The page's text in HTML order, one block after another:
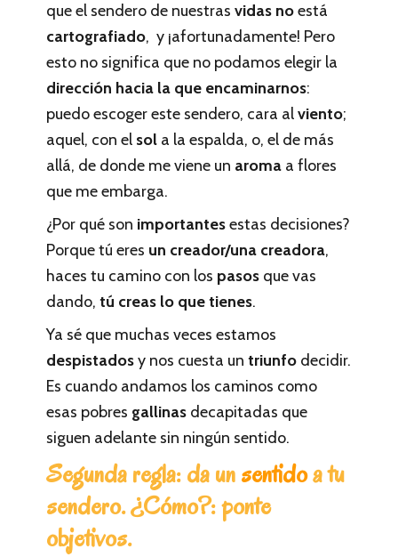
que el sendero de nuestrasvidas noestá
cartografiado, y ¡afortunadamente! Pero
esto no significa que no podamos elegir la
dirección hacia la que encaminarnos:
puedo escoger este sendero, cara alviento;
aquel, con el sol a la espalda, o, el de más
allá, de donde me viene un aroma a flores
que me embarga.
¿Por qué son importantesestas decisiones?
Porque tú eres un creador/una creadora,
haces tu camino con los pasos que vas
dando,tú creas lo que tienes.
Ya sé que muchas veces estamos
despistadosy nos cuesta untriunfo decidir.
Es cuando andamos los caminos como
esas pobres gallinas decapitadas que
siguen adelante sin ningún sentido.
Segunda regla: da unsentidoa tu
sendero. ¿Cómo?: ponte
objetivos.